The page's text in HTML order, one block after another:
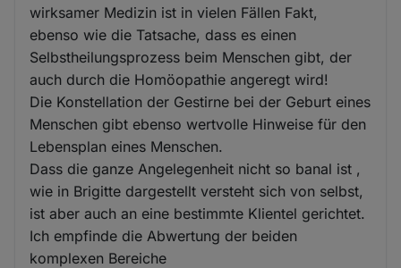
wirksamer Medizin ist in vielen Fällen Fakt,
ebenso wie die Tatsache, dass es einen
Selbstheilungsprozess beim Menschen gibt, der
auch durch die Homöopathie angeregt wird!
Die Konstellation der Gestirne bei der Geburt eines
Menschen gibt ebenso wertvolle Hinweise für den
Lebensplan eines Menschen.
Dass die ganze Angelegenheit nicht so banal ist ,
wie in Brigitte dargestellt versteht sich von selbst,
ist aber auch an eine bestimmte Klientel gerichtet.
Ich empfinde die Abwertung der beiden
komplexen Bereiche